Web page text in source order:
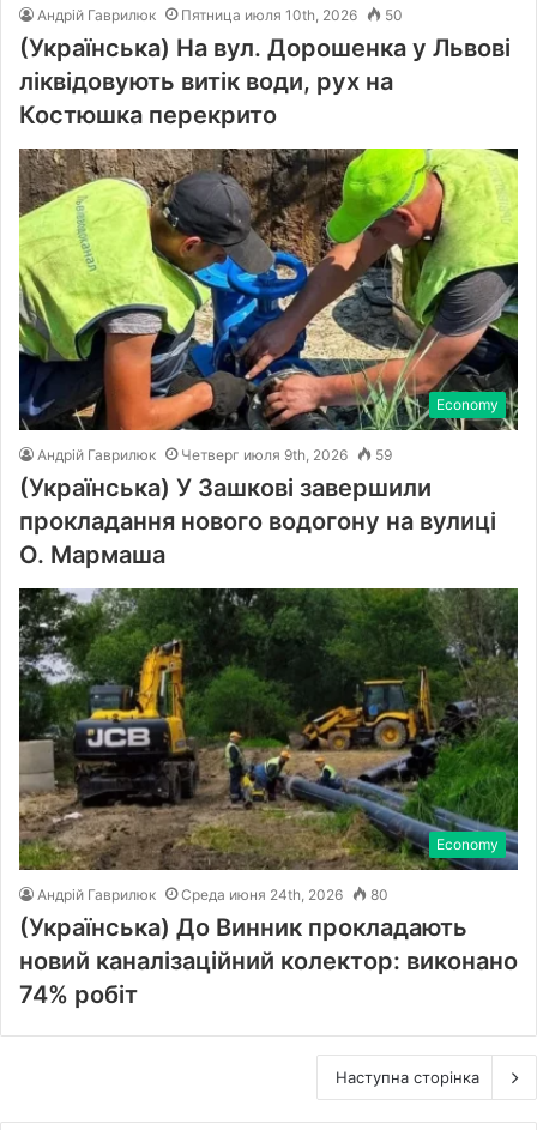
Андрій Гаврилюк Пятница июля 10th, 2026 50
(Українська) На вул. Дорошенка у Львові
ліквідовують витік води, рух на
Костюшка перекрито
Economy
Андрій Гаврилюк Четверг июля 9th, 2026 59
(Українська) У Зашкові завершили
прокладання нового водогону на вулиці
О. Мармаша
Economy
Андрій Гаврилюк Среда июня 24th, 2026 80
(Українська) До Винник прокладають
новий каналізаційний колектор: виконано
74% робіт
Наступна сторінка